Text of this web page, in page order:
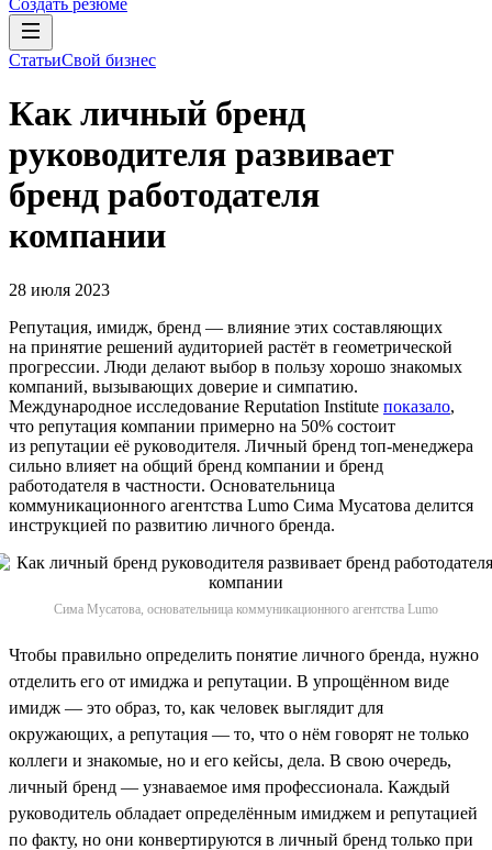
Создать резюме
СтатьиСвой бизнес
Как личный бренд
руководителя развивает
бренд работодателя
компании
28 июля 2023
Репутация, имидж, бренд — влияние этих составляющих
на принятие решений аудиторией растёт в геометрической
прогрессии. Люди делают выбор в пользу хорошо знакомых
компаний, вызывающих доверие и симпатию.
Международное исследование Reputation Institute показало,
что репутация компании примерно на 50% состоит
из репутации её руководителя. Личный бренд топ-менеджера
сильно влияет на общий бренд компании и бренд
работодателя в частности. Основательница
коммуникационного агентства Lumo Сима Мусатова делится
инструкцией по развитию личного бренда.
Сима Мусатова, основательница коммуникационного агентства Lumo
Чтобы правильно определить понятие личного бренда, нужно
отделить его от имиджа и репутации. В упрощённом виде
имидж — это образ, то, как человек выглядит для
окружающих, а репутация — то, что о нём говорят не только
коллеги и знакомые, но и его кейсы, дела. В свою очередь,
личный бренд — узнаваемое имя профессионала. Каждый
руководитель обладает определённым имиджем и репутацией
по факту, но они конвертируются в личный бренд только при